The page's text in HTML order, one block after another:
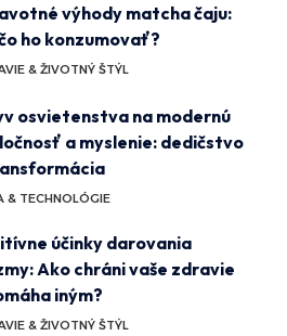
výhody matcha čaju:
ho konzumovať?
& ŽIVOTNÝ ŠTÝL
osvietenstva na modernú
a myslenie: dedičstvo
& TECHNOLÓGIE
účinky darovania
Ako chráni vaše zdravie
iným?
& ŽIVOTNÝ ŠTÝL